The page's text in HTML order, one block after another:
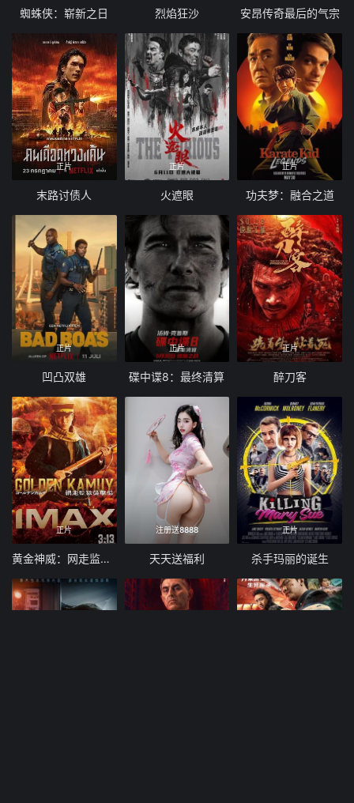
蜘蛛侠：崭新之日 烈焰狂沙 安昂传奇最后的气宗
正片
末路讨债人
正片
火遮眼
正片
功夫梦：融合之道
正片
凹凸双雄
正片
碟中谍8：最终清算
正片
醉刀客
正片
黄金神威：网走监狱袭击篇
注册送8888
天天送福利
正片
杀手玛丽的诞生